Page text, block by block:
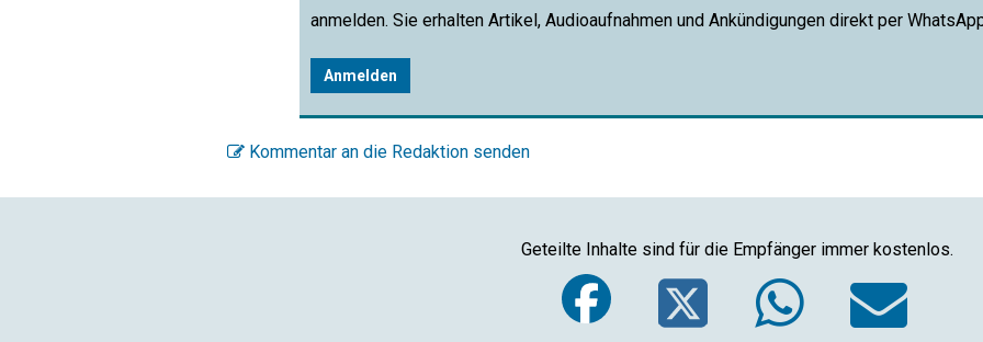
anmelden. Sie erhalten Artikel, Audioaufnahmen und Ankündigungen direkt per
Anmelden
Kommentar an die Redaktion senden
Geteilte Inhalte sind für die Empfänger immer kostenlos.
Facebook
Twitter